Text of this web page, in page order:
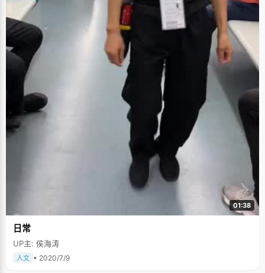
01:38
日常
UP主: 侯海涛
人文 • 2020/7/9